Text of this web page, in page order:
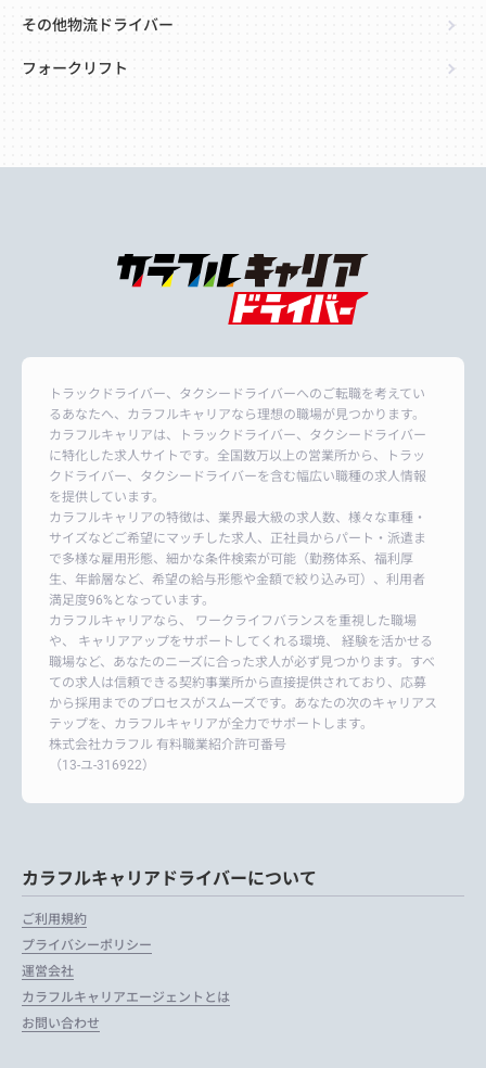
その他物流ドライバー
フォークリフト
トラックドライバー、タクシードライバーへのご転職を考えてい
るあなたへ、カラフルキャリアなら理想の職場が見つかります。
カラフルキャリアは、トラックドライバー、タクシードライバー
に特化した求人サイトです。全国数万以上の営業所から、トラッ
クドライバー、タクシードライバーを含む幅広い職種の求人情報
を提供しています。
カラフルキャリアの特徴は、業界最大級の求人数、様々な車種・
サイズなどご希望にマッチした求人、正社員からパート・派遣ま
で多様な雇用形態、細かな条件検索が可能（勤務体系、福利厚
生、年齢層など、希望の給与形態や金額で絞り込み可）、利用者
満足度96%となっています。
カラフルキャリアなら、 ワークライフバランスを重視した職場
や、 キャリアアップをサポートしてくれる環境、 経験を活かせる
職場など、あなたのニーズに合った求人が必ず見つかります。すべ
ての求人は信頼できる契約事業所から直接提供されており、応募
から採用までのプロセスがスムーズです。あなたの次のキャリアス
テップを、カラフルキャリアが全力でサポートします。
株式会社カラフル 有料職業紹介許可番号
（13-ユ-316922）
カラフルキャリアドライバーについて
ご利用規約
プライバシーポリシー
運営会社
カラフルキャリアエージェントとは
お問い合わせ